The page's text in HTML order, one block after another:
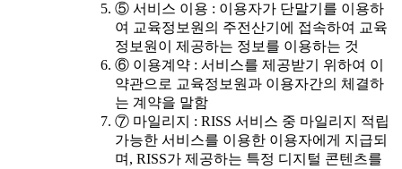
⑤ 서비스 이용 : 이용자가 단말기를 이용하
여 교육정보원의 주전산기에 접속하여 교육
정보원이 제공하는 정보를 이용하는 것
⑥ 이용계약 : 서비스를 제공받기 위하여 이
약관으로 교육정보원과 이용자간의 체결하
는 계약을 말함
⑦ 마일리지 : RISS 서비스 중 마일리지 적립
가능한 서비스를 이용한 이용자에게 지급되
며, RISS가 제공하는 특정 디지털 콘텐츠를